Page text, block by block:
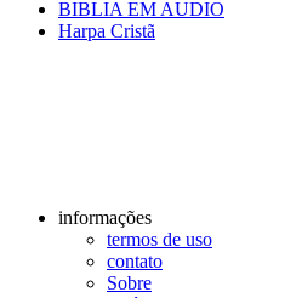
BIBLIA EM AUDIO
Harpa Cristã
informações
termos de uso
contato
Sobre